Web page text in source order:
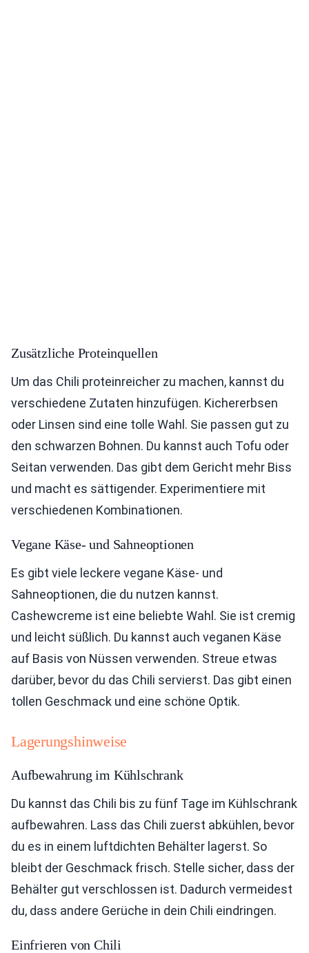
Zusätzliche Proteinquellen
Um das Chili proteinreicher zu machen, kannst du
verschiedene Zutaten hinzufügen. Kichererbsen
oder Linsen sind eine tolle Wahl. Sie passen gut zu
den schwarzen Bohnen. Du kannst auch Tofu oder
Seitan verwenden. Das gibt dem Gericht mehr Biss
und macht es sättigender. Experimentiere mit
verschiedenen Kombinationen.
Vegane Käse- und Sahneoptionen
Es gibt viele leckere vegane Käse- und
Sahneoptionen, die du nutzen kannst.
Cashewcreme ist eine beliebte Wahl. Sie ist cremig
und leicht süßlich. Du kannst auch veganen Käse
auf Basis von Nüssen verwenden. Streue etwas
darüber, bevor du das Chili servierst. Das gibt einen
tollen Geschmack und eine schöne Optik.
Lagerungshinweise
Aufbewahrung im Kühlschrank
Du kannst das Chili bis zu fünf Tage im Kühlschrank
aufbewahren. Lass das Chili zuerst abkühlen, bevor
du es in einem luftdichten Behälter lagerst. So
bleibt der Geschmack frisch. Stelle sicher, dass der
Behälter gut verschlossen ist. Dadurch vermeidest
du, dass andere Gerüche in dein Chili eindringen.
Einfrieren von Chili